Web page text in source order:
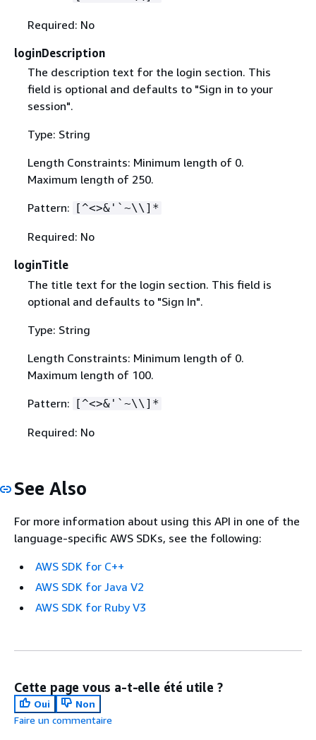
Required: No
loginDescription
The description text for the login section. This
field is optional and defaults to "Sign in to your
session".
Type: String
Length Constraints: Minimum length of 0.
Maximum length of 250.
Pattern:
[^<>&'`~\\]*
Required: No
loginTitle
The title text for the login section. This field is
optional and defaults to "Sign In".
Type: String
Length Constraints: Minimum length of 0.
Maximum length of 100.
Pattern: [^<>&'`~\\]*
Required: No
See Also
For more information about using this API in one of the
language-specific AWS SDKs, see the following:
AWS SDK for C++
AWS SDK for Java V2
AWS SDK for Ruby V3
Cette page vous a-t-elle été utile ?
Oui
Non
Faire un commentaire